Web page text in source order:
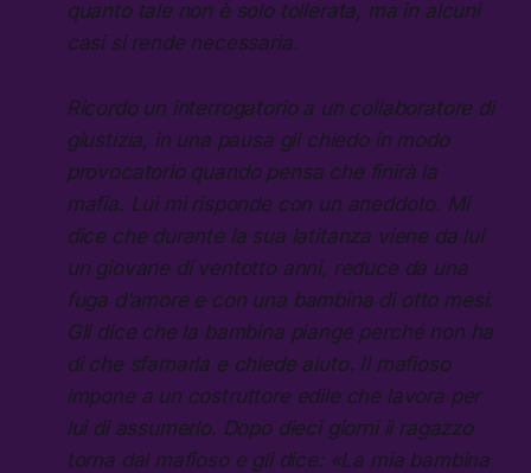
quanto tale non è solo tollerata, ma in alcuni
casi si rende necessaria.
Ricordo un interrogatorio a un collaboratore di
giustizia, in una pausa gli chiedo in modo
provocatorio quando pensa che finirà la
mafia. Lui mi risponde con un aneddoto. Mi
dice che durante la sua latitanza viene da lui
un giovane di ventotto anni, reduce da una
fuga d’amore e con una bambina di otto mesi.
Gli dice che la bambina piange perché non ha
di che sfamarla e chiede aiuto. Il mafioso
impone a un costruttore edile che lavora per
lui di assumerlo. Dopo dieci giorni il ragazzo
torna dal mafioso e gli dice: «La mia bambina